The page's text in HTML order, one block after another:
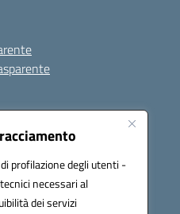
profilazione degli utenti -
necessari al
dei servizi